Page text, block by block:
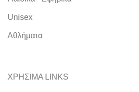
Unisex
Αθλήματα
ΧΡΗΣΙΜΑ LINKS